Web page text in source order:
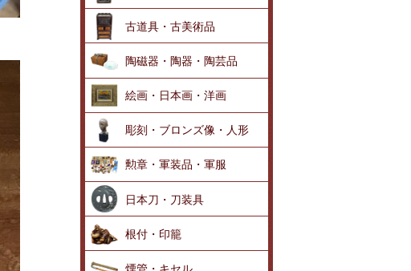
古道具・古美術品
陶磁器・陶器・陶芸品
絵画・日本画・洋画
彫刻・ブロンズ像・人形
勲章・軍装品・軍服
日本刀・刀装具
根付・印籠